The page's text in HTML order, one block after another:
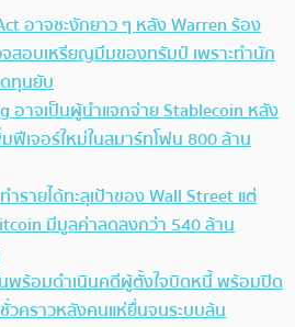
อาจชะงักยาว ๆ หลัง Warren ร้อง
จสอบเหรียญมีมของทรัมป์ เพราะทำนัก
ทุนยับ
อาจเป็นผู้นำแจกจ่าย Stablecoin หลัง
ฟีเจอร์ใหม่ในสมาร์ทโฟน 800 ล้าน
ำรายได้ทะลุเป้าของ Wall Street แต่
มีมูลค่าลดลงกว่า 540 ล้าน
นพร้อมดำเนินคดีผู้ตั้งใจบิดหนี้ พร้อมปิด
วคราวหลังคนแห่ยื่นจนระบบล้น